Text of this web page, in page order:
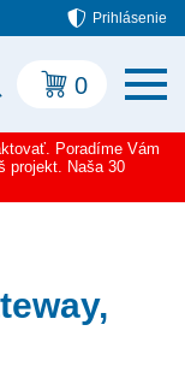
Prihlásenie
0
Poradíme Vám
projekt. Naša 30